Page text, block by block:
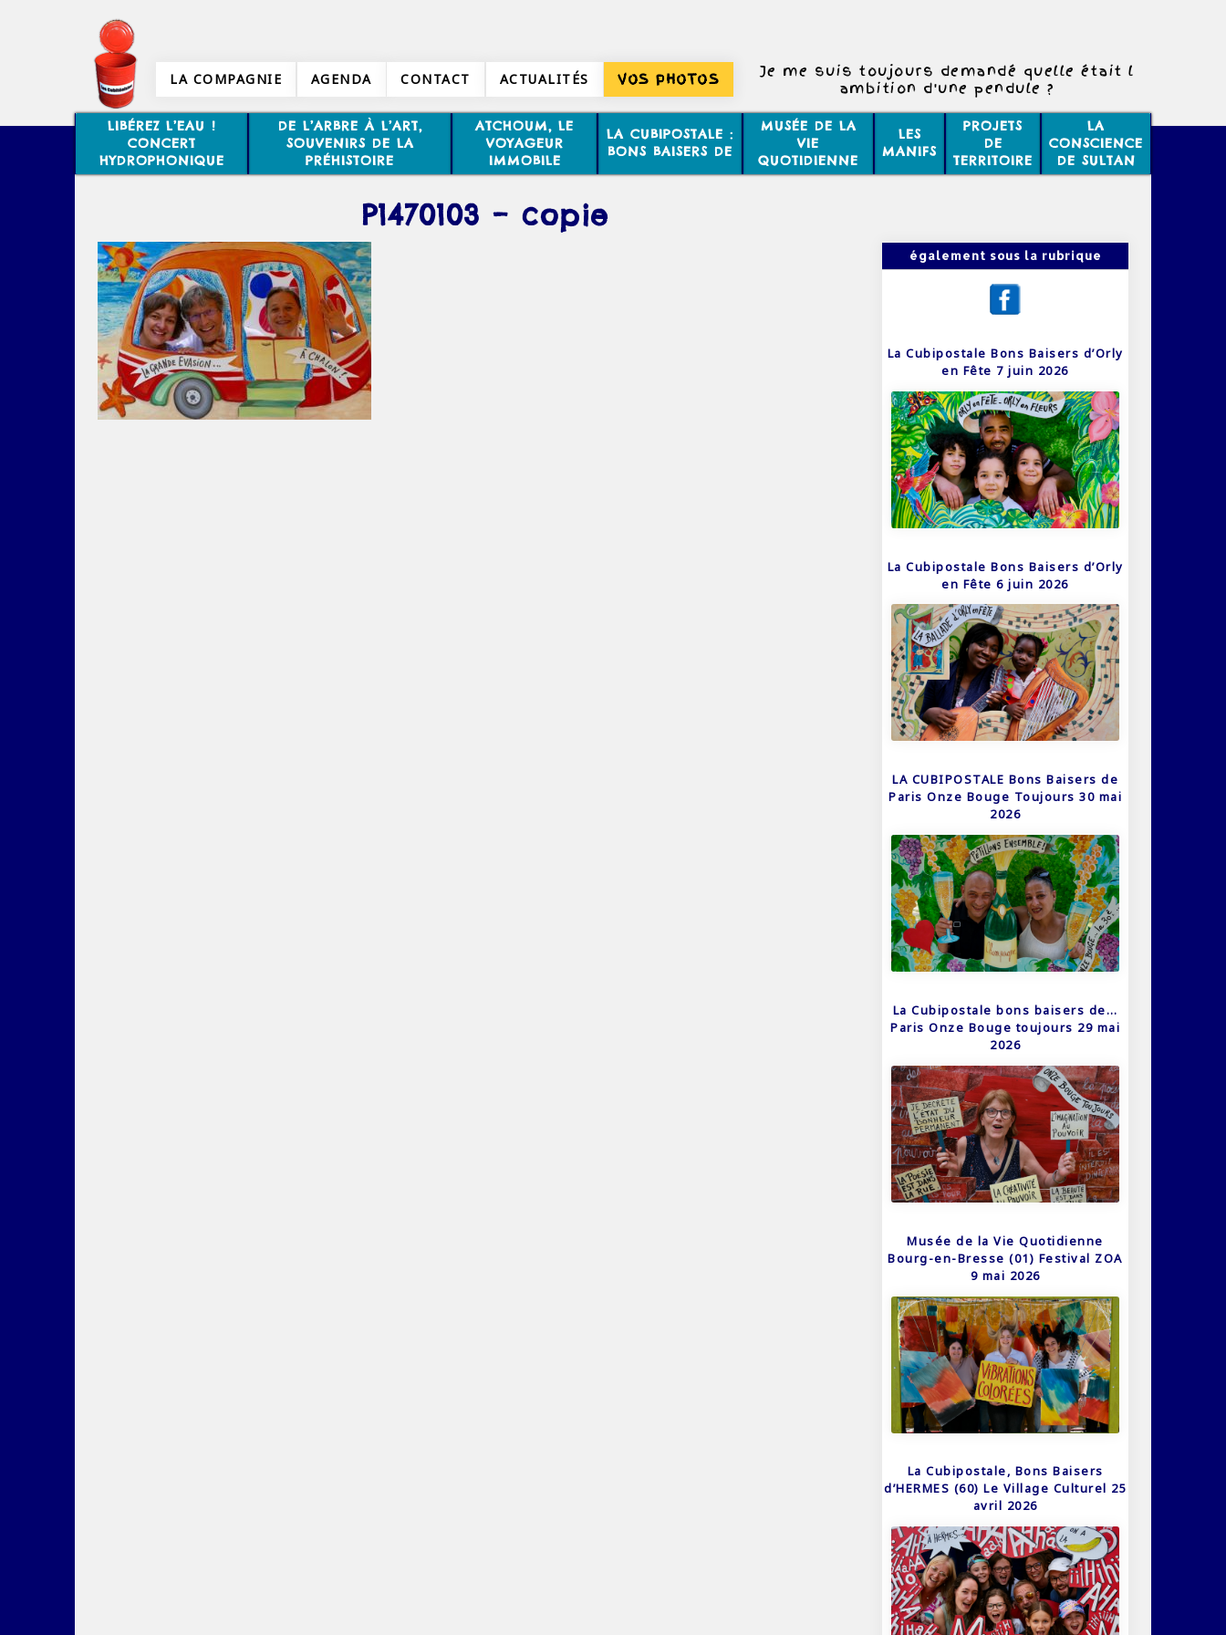
LA COMPAGNIE AGENDA CONTACT ACTUALITÉS VOS PHOTOS
Je me suis toujours demandé quelle était l
ambition d'une pendule ?
LIBÉREZ L’EAU !
CONCERT
HYDROPHONIQUE
DE L’ARBRE À L’ART,
SOUVENIRS DE LA
PRÉHISTOIRE
ATCHOUM, LE
VOYAGEUR
IMMOBILE
LA CUBIPOSTALE :
BONS BAISERS DE
MUSÉE DE LA
VIE
QUOTIDIENNE
LES
MANIFS
PROJETS
DE
TERRITOIRE
LA
CONSCIENCE
DE SULTAN
P1470103 – copie
également sous la rubrique
La Cubipostale Bons Baisers d’Orly
en Fête 7 juin 2026
La Cubipostale Bons Baisers d’Orly
en Fête 6 juin 2026
LA CUBIPOSTALE Bons Baisers de
Paris Onze Bouge Toujours 30 mai
2026
La Cubipostale bons baisers de…
Paris Onze Bouge toujours 29 mai
2026
Musée de la Vie Quotidienne
Bourg-en-Bresse (01) Festival ZOA
9 mai 2026
La Cubipostale, Bons Baisers
d’HERMES (60) Le Village Culturel 25
avril 2026